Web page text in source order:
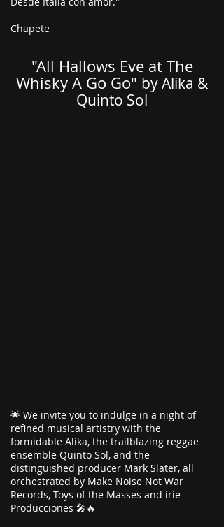
Chapete
"All Hallows Eve at The
Whisky A Go Go" by Alika &
Quinto Sol
🌟 We invite you to indulge in a night of
refined musical artistry with the
formidable Alika, the trailblazing reggae
ensemble Quinto Sol, and the
distinguished producer Mark Slater, all
orchestrated by Make Noise Not War
Records, Toys of the Masses and irie
Producciones 🎤🔥